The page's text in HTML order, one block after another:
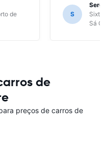
de
S
Sixt
Sá
de
preços de carros de